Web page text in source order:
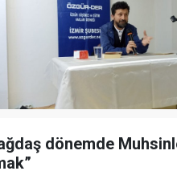
dönemde